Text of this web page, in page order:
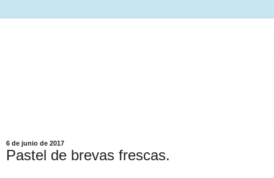
6 de junio de 2017
Pastel de brevas frescas.